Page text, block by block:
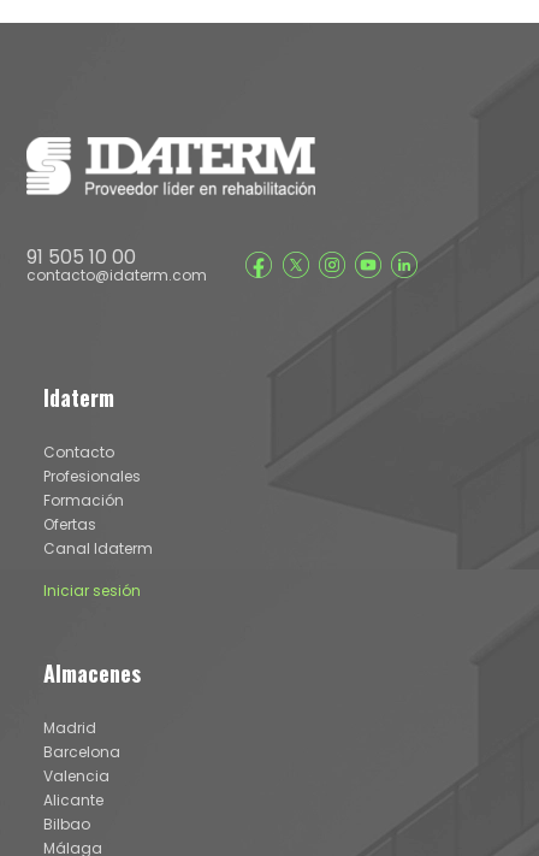
91 505 10 00
contacto@idaterm.com
Idaterm
Contacto
Profesionales
Formación
Ofertas
Canal Idaterm
Iniciar sesión
Almacenes
Madrid
Barcelona
Valencia
Alicante
Bilbao
Málaga